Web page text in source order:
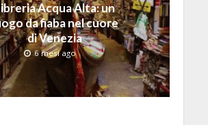
Acqua Alta: un
da fiaba nel cuore
di Venezia
6 mesi ago